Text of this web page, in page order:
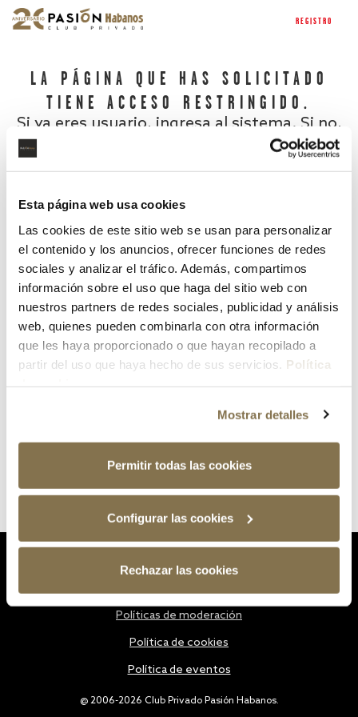
Esta página web usa cookies
Las cookies de este sitio web se usan para personalizar
el contenido y los anuncios, ofrecer funciones de redes
sociales y analizar el tráfico. Además, compartimos
información sobre el uso que haga del sitio web con
nuestros partners de redes sociales, publicidad y análisis
web, quienes pueden combinarla con otra información
que les haya proporcionado o que hayan recopilado a
partir del uso que haya hecho de sus servicios. Política
Mostrar detalles
Permitir todas las cookies
Configurar las cookies
Rechazar las cookies
REGISTRO
LA PÁGINA QUE HAS SOLICITADO
TIENE ACCESO RESTRINGIDO.
Si ya eres usuario, ingresa al sistema. Si no,
¿Has olvidado tu contraseña?
@ 2006-2026 Club Privado Pasión Habanos.
Políticas de moderación
Política de cookies
Política de eventos